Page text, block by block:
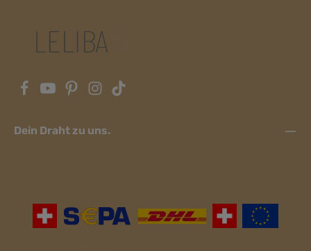
Dein Draht zu uns.